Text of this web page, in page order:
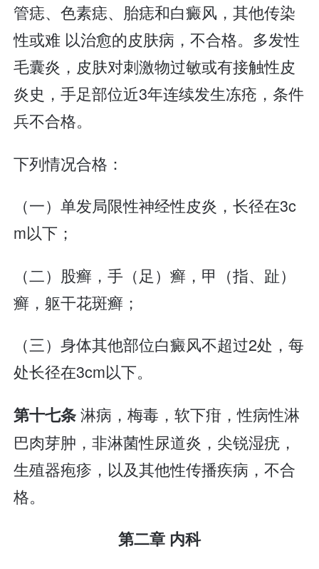
管痣、色素痣、胎痣和白癜风，其他传染
性或难 以治愈的皮肤病，不合格。多发性
毛囊炎，皮肤对刺激物过敏或有接触性皮
炎史，手足部位近3年连续发生冻疮，条件
兵不合格。
下列情况合格：
（一）单发局限性神经性皮炎，长径在3c
m以下；
（二）股癣，手（足）癣，甲（指、趾）
癣，躯干花斑癣；
（三）身体其他部位白癜风不超过2处，每
处长径在3cm以下。
第十七条淋病，梅毒，软下疳，性病性淋
巴肉芽肿，非淋菌性尿道炎，尖锐湿疣，
生殖器疱疹，以及其他性传播疾病，不合
格。
第二章 内科